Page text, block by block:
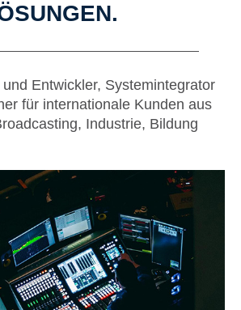
Entwickler, Systemintegrator
für internationale Kunden aus
Industrie, Bildung